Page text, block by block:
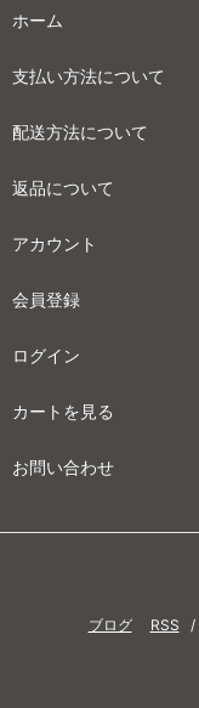
ホーム
支払い方法について
配送方法について
返品について
アカウント
会員登録
ログイン
カートを見る
お問い合わせ
ブログ RSS /